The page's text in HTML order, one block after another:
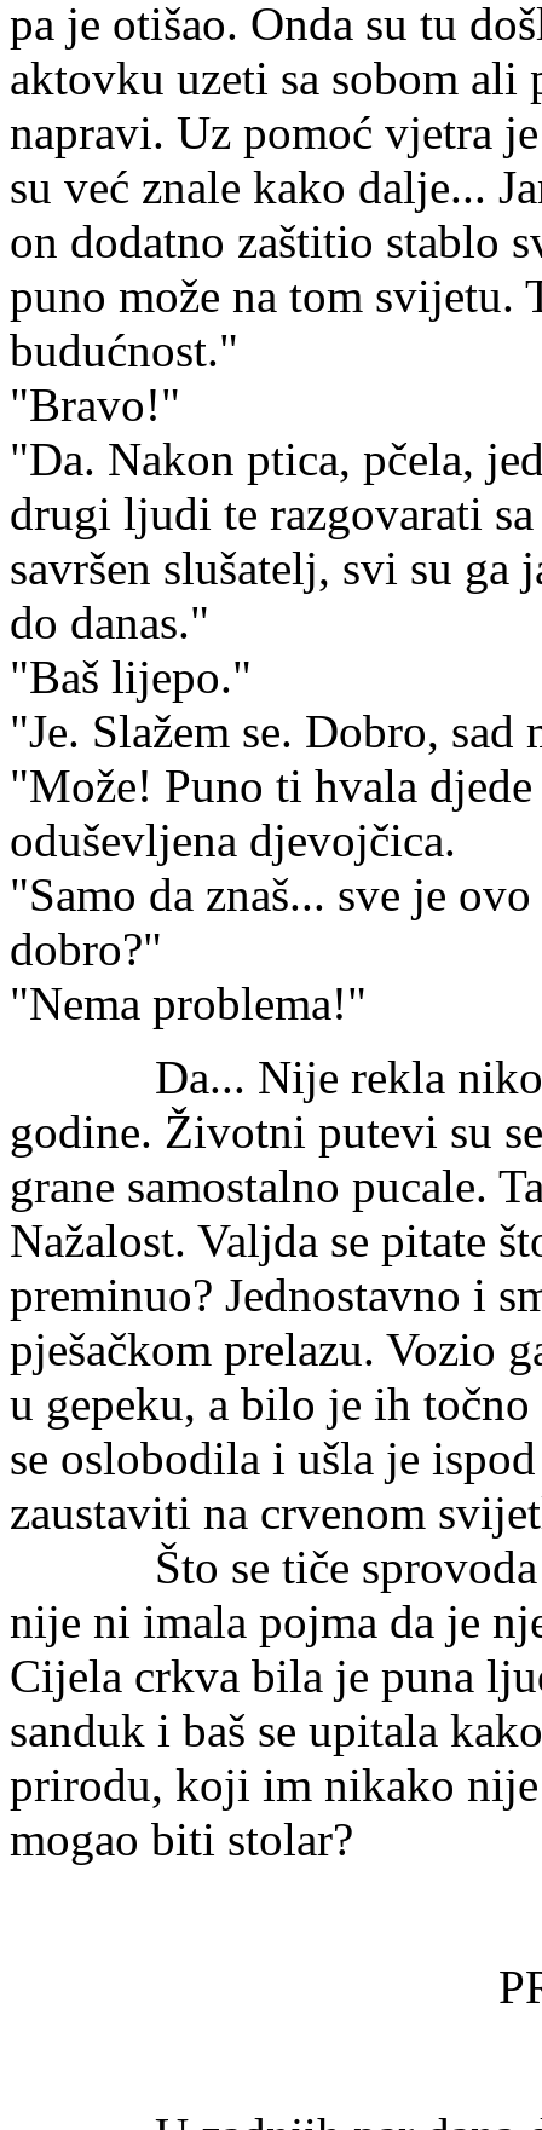
pa je otišao. Onda su tu
aktovku uzeti sa sobom ali
napravi. Uz pomoć vjetra
su već znale kako dalje...
on dodatno zaštitio stablo
puno može na tom svijetu.
budućnost."
"Bravo!"
"Da. Nakon ptica, pčela,
drugi ljudi te razgovarati
savršen slušatelj, svi su
do danas."
"Baš lijepo."
"Je. Slažem se. Dobro,
"Može! Puno ti hvala
oduševljena djevojčica.
"Samo da znaš... sve je
dobro?"
"Nema problema!"
Da... Nije rekla
godine. Životni putevi su
grane samostalno pucale.
Nažalost. Valjda se pitate
preminuo? Jednostavno i
pješačkom prelazu. Vozio
u gepeku, a bilo je ih
se oslobodila i ušla je
zaustaviti na crvenom
Što se tiče sprovoda
nije ni imala pojma da je
Cijela crkva bila je puna
sanduk i baš se upitala
prirodu, koji im nikako
mogao biti stolar?